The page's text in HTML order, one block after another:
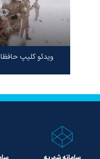
ویدئو کلیپ